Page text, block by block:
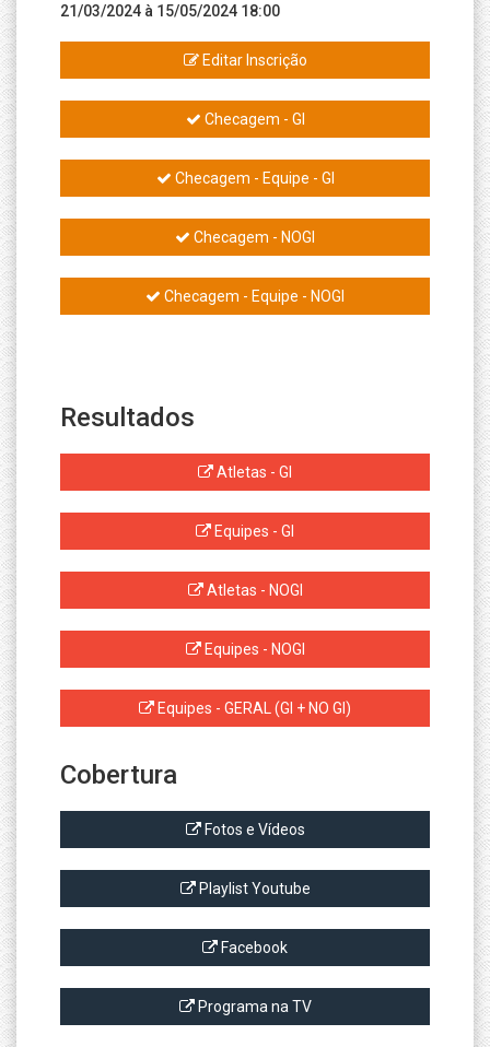
21/03/2024 à 15/05/2024 18:00
Editar Inscrição
Checagem - GI
Checagem - Equipe - GI
Checagem - NOGI
Checagem - Equipe - NOGI
Resultados
Atletas - GI
Equipes - GI
Atletas - NOGI
Equipes - NOGI
Equipes - GERAL (GI + NO GI)
Cobertura
Fotos e Vídeos
Playlist Youtube
Facebook
Programa na TV